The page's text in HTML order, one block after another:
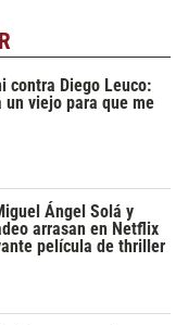
contra Diego Leuco:
un viejo para que me
Ángel Solá y
arrasan en Netflix
película de thriller